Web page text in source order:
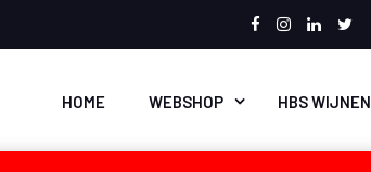
HOME WEBSHOP HBS WIJNEN